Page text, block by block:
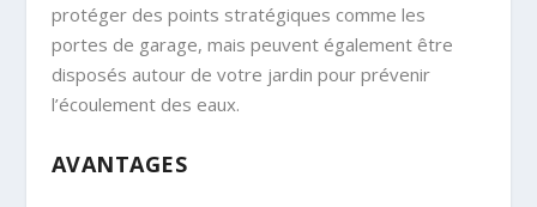
protéger des points stratégiques comme les
portes de garage, mais peuvent également être
disposés autour de votre jardin pour prévenir
l’écoulement des eaux.
AVANTAGES